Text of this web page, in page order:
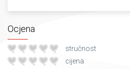
Ocjena
stručnost
cijena